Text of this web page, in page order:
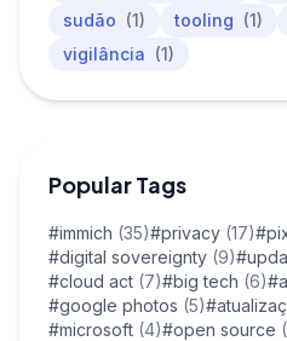
sudão (1) tooling (1)
vigilância (1)
Popular Tags
#immich (35)#privacy (17)
#digital sovereignty (9)
#cloud act (7)#big tech (6)
#google photos (5)
#microsoft (4)#open source